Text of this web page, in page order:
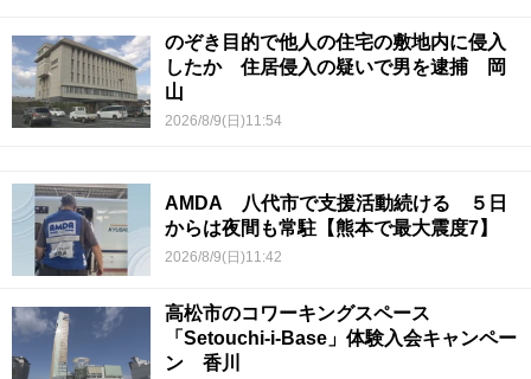
のぞき目的で他人の住宅の敷地内に侵入
したか 住居侵入の疑いで男を逮捕 岡
山
2026/8/9(日)11:54
AMDA 八代市で支援活動続ける ５日
からは夜間も常駐【熊本で最大震度7】
2026/8/9(日)11:42
高松市のコワーキングスペース
「Setouchi-i-Base」体験入会キャンペー
ン 香川